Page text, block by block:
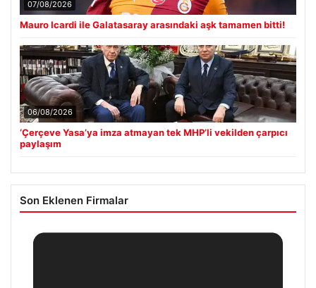
07/08/2026
Mauro Icardi ile Galatasaray arasındaki aşk tamamen bitti!
06/08/2026
‘Çerçeve Yasa’ya imza atmayan tek MHP’li vekilden çarpıcı
paylaşım
Son Eklenen Firmalar